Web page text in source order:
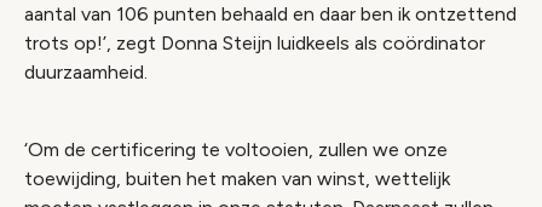
aantal van 106 punten behaald en daar ben ik ontzettend
trots op!’, zegt Donna Steijn luidkeels als coördinator
duurzaamheid.
‘Om de certificering te voltooien, zullen we onze
toewijding, buiten het maken van winst, wettelijk